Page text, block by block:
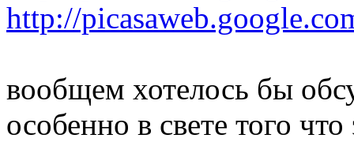
http://
вообщем хотелось бы
особенно в свете того что